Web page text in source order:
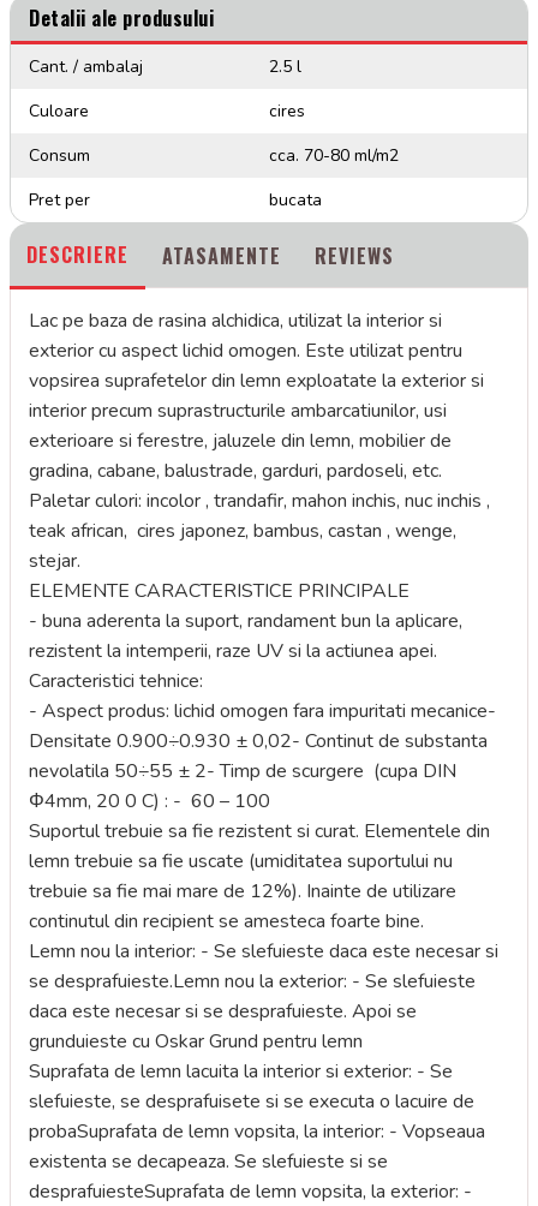
Detalii ale produsului
Cant. / ambalaj
2.5 l
Culoare
cires
Consum
cca. 70-80 ml/m2
Pret per
bucata
DESCRIERE ATASAMENTE REVIEWS
Lac pe baza de rasina alchidica, utilizat la interior si
exterior cu aspect lichid omogen. Este utilizat pentru
vopsirea suprafetelor din lemn exploatate la exterior si
interior precum suprastructurile ambarcatiunilor, usi
exterioare si ferestre, jaluzele din lemn, mobilier de
gradina, cabane, balustrade, garduri, pardoseli, etc.
Paletar culori: incolor , trandafir, mahon inchis, nuc inchis ,
teak african, cires japonez, bambus, castan , wenge,
stejar.
ELEMENTE CARACTERISTICE PRINCIPALE
- buna aderenta la suport, randament bun la aplicare,
rezistent la intemperii, raze UV si la actiunea apei.
Caracteristici tehnice:
- Aspect produs: lichid omogen fara impuritati mecanice-
Densitate 0.900÷0.930 ± 0,02- Continut de substanta
nevolatila 50÷55 ± 2- Timp de scurgere (cupa DIN
Φ4mm, 20 0 C) : - 60 – 100
Suportul trebuie sa fie rezistent si curat. Elementele din
lemn trebuie sa fie uscate (umiditatea suportului nu
trebuie sa fie mai mare de 12%). Inainte de utilizare
continutul din recipient se amesteca foarte bine.
Lemn nou la interior: - Se slefuieste daca este necesar si
se desprafuieste.Lemn nou la exterior: - Se slefuieste
daca este necesar si se desprafuieste. Apoi se
grunduieste cu Oskar Grund pentru lemn
Suprafata de lemn lacuita la interior si exterior: - Se
slefuieste, se desprafuisete si se executa o lacuire de
probaSuprafata de lemn vopsita, la interior: - Vopseaua
existenta se decapeaza. Se slefuieste si se
desprafuiesteSuprafata de lemn vopsita, la exterior: -